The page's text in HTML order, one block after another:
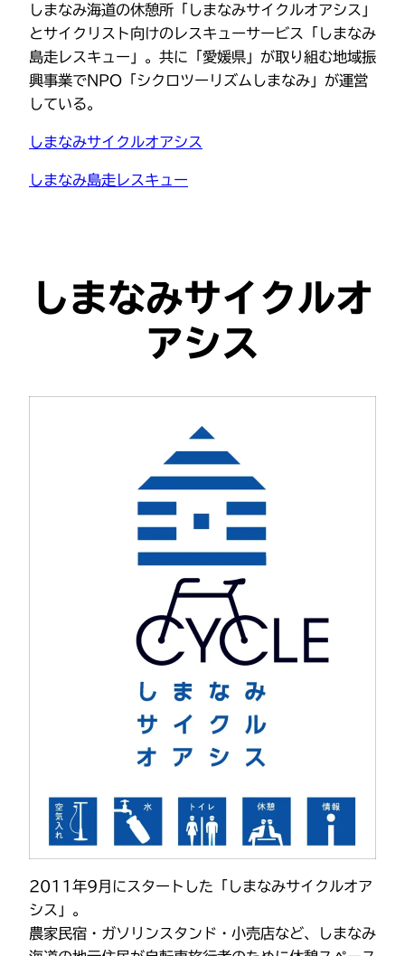
しまなみ海道の休憩所「しまなみサイクルオアシス」
とサイクリスト向けのレスキューサービス「しまなみ
島走レスキュー」。共に「愛媛県」が取り組む地域振
興事業でNPO「シクロツーリズムしまなみ」が運営
している。
しまなみサイクルオアシス
しまなみ島走レスキュー
しまなみサイクルオ
アシス
2011年9月にスタートした「しまなみサイクルオア
シス」。
農家民宿・ガソリンスタンド・小売店など、しまなみ